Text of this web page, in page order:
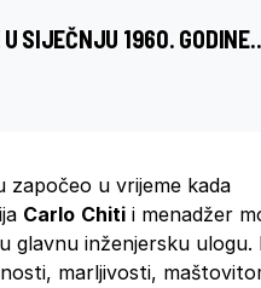
U SIJEČNJU 1960.
započeo u vrijeme kada
Carlo Chiti i menadžer
glavnu inženjersku
marljivosti,